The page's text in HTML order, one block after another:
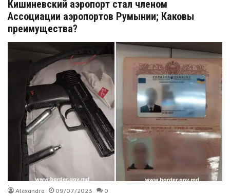
Кишиневский аэропорт стал членом
Ассоциации аэропортов Румынии; Каковы
преимущества?
Alexandra 09/07/2023 0